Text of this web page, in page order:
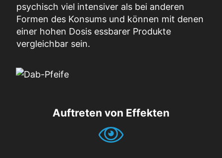
psychisch viel intensiver als bei anderen
Formen des Konsums und können mit denen
einer hohen Dosis essbarer Produkte
vergleichbar sein.
Auftreten von Effekten